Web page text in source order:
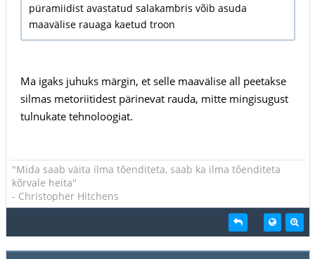
püramiidist avastatud salakambris võib asuda
maavälise rauaga kaetud troon
Ma igaks juhuks märgin, et selle maavälise all peetakse
silmas metoriitidest pärinevat rauda, mitte mingisugust
tulnukate tehnoloogiat.
"Mida saab väita ilma tõenditeta, saab ka ilma tõenditeta
kõrvale heita"
- Christopher Hitchens